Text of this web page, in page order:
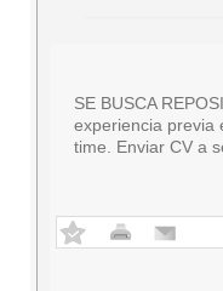
SE BUSCA
experiencia previa
time. Enviar CV a